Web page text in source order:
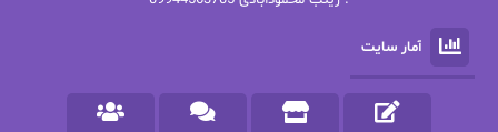
پرستو اسحقی
پرستو مهاجر
پرهام رسولی
آمار سایت